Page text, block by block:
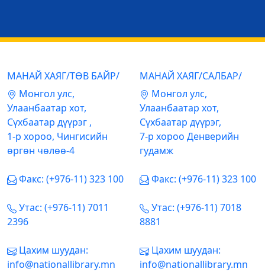
МАНАЙ ХАЯГ/ТӨВ БАЙР/
Mонгол улс,
Улаанбаатар хот,
Сүхбаатар дүүрэг ,
1-р хороо, Чингисийн
өргөн чөлөө-4
Факс: (+976-11) 323 100
Утас: (+976-11) 7011
2396
Цахим шуудан:
info@nationallibrary.mn
МАНАЙ ХАЯГ/САЛБАР/
Mонгол улс,
Улаанбаатар хот,
Сүхбаатар дүүрэг,
7-р хороо Денверийн
гудамж
Факс: (+976-11) 323 100
Утас: (+976-11) 7018
8881
Цахим шуудан:
info@nationallibrary.mn